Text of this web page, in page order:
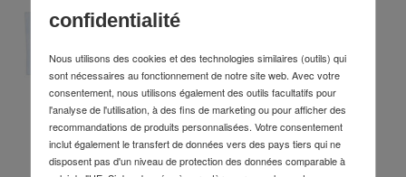
TOX Kit de montage Système Trix 10x61
Code art.78967335
Délai de livraison : 2-3 jours ouvrés
3,89 €
confidentialité
Nous utilisons des cookies et des technologies similaires (outils) qui
sont nécessaires au fonctionnement de notre site web. Avec votre
consentement, nous utilisons également des outils facultatifs pour
l'analyse de l'utilisation, à des fins de marketing ou pour afficher des
recommandations de produits personnalisées. Votre consentement
inclut également le transfert de données vers des pays tiers qui ne
disposent pas d'un niveau de protection des données comparable à